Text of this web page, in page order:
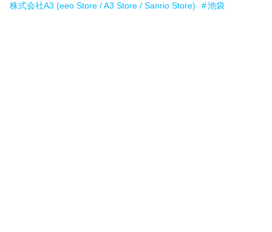
株式会社A3 (eeo Store / A3 Store / Sanrio Store)
池袋